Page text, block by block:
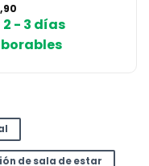
2 - 3 días
de sala de estar